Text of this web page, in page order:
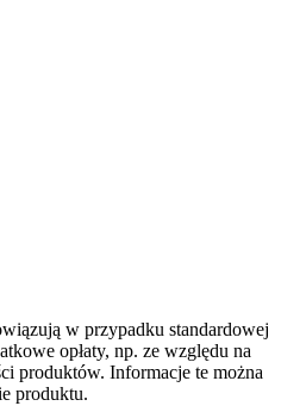
w przypadku standardowej
opłaty, np. ze względu na
produktów. Informacje te można
produktu.